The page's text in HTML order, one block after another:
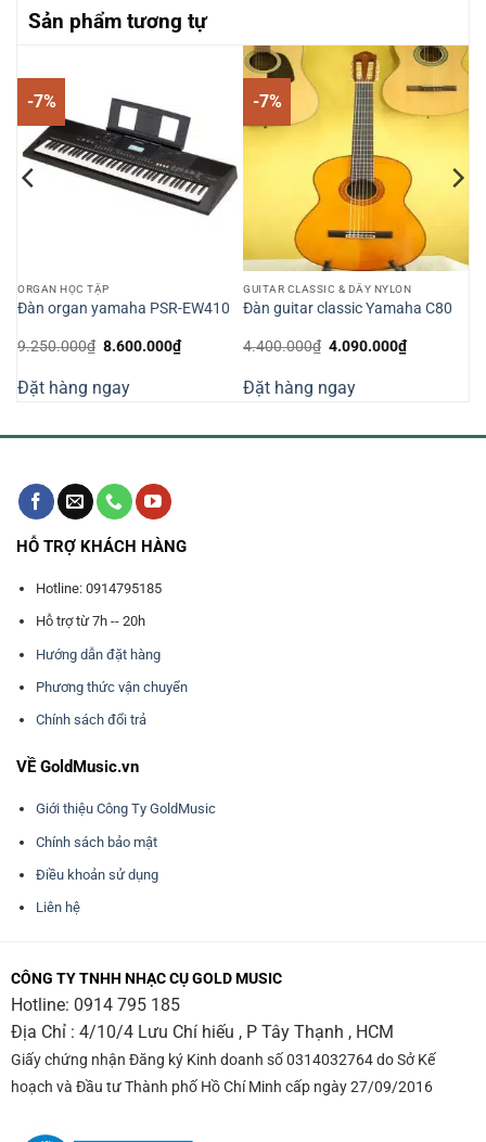
Sản phẩm tương tự
-7%
ORGAN HỌC TẬP
Đàn organ yamaha PSR-EW410
9.250.000₫ Giá
9.250.000₫.
8.600.000₫Giá
hiện
8.600.000₫.
Đặt hàng ngay
-7%
GUITAR CLASSIC & DÂY NYLON
Đàn guitar classic Yamaha C80
4.400.000₫ Giá
4.400.000₫.
4.090.000₫Giá
hiện
Đặt hàng ngay
HỖ TRỢ KHÁCH HÀNG
Hotline: 0914795185
Hỗ trợ từ 7h -- 20h
Hướng dẫn đặt hàng
Phương thức vận chuyển
Chính sách đổi trả
VỀ GoldMusic.vn
Giới thiệu Công Ty GoldMusic
Chính sách bảo mật
Điều khoản sử dụng
Liên hệ
CÔNG TY TNHH NHẠC CỤ GOLD MUSIC
Hotline: 0914 795 185
Địa Chỉ : 4/10/4 Lưu Chí hiếu , P Tây Thạnh , HCM
Giấy chứng nhận Đăng ký Kinh doanh số 0314032764 do Sở Kế
hoạch và Đầu tư Thành phố Hồ Chí Minh cấp ngày 27/09/2016